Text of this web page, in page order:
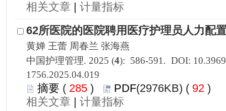
|
1756.2025.04.019
285 ) 92 )
|